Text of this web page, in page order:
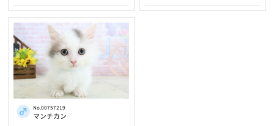
No.00757219
マンチカン